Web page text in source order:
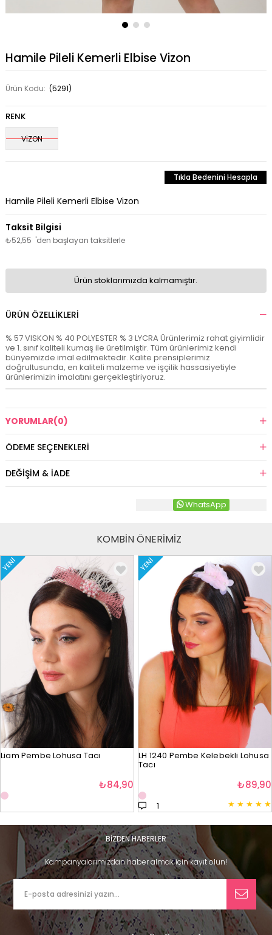
Hamile Pileli Kemerli Elbise Vizon
Ürün Kodu: (5291)
RENK
VİZON
Tıkla Bedenini Hesapla
Hamile Pileli Kemerli Elbise Vizon
₺52,55 'den başlayan taksitlerle
Ürün stoklarımızda kalmamıştır.
ÜRÜN ÖZELLIKLERI
% 57 VISKON % 40 POLYESTER % 3 LYCRA Ürünlerimiz rahat giyimlidir
ve 1. sınıf kaliteli kumaş ile üretilmiştir. Tüm ürünlerimiz kendi
bünyemizde imal edilmektedir. Kalite prensiplerimiz
doğrultusunda, en kaliteli malzeme ve işçilik hassasiyetiyle
ürünlerimizin imalatını gerçekleştiriyoruz.
YORUMLAR(0)
ÖDEME SEÇENEKLERI
DEĞIŞIM & İADE
WhatsApp
KOMBİN ÖNERİMİZ
YENI
Liam Pembe Lohusa Tacı
₺84,90
YENI
LH 1240 Pembe Kelebekli Lohusa
Tacı
★ ★ ★ ★ ★
1
₺89,90
BİZDEN HABERLER
Kampanyalarımızdan haber almak için kayıt olun!